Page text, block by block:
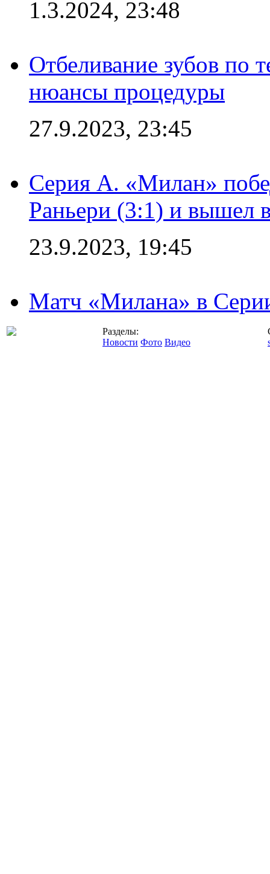
1.3.2024, 23:48
Отбеливание зубов по
нюансы процедуры
27.9.2023, 23:45
Серия А. «Милан»
Раньери (3:1) и вышел
23.9.2023, 19:45
Матч «Милана» в
Разделы:
Новости Фото Видео